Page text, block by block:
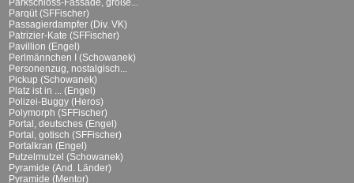
Parkschloss-Fassade, große...
Parqüt (SFFischer)
Passagierdampfer (Div. VK)
Patrizier-Kate (SFFischer)
Pavillion (Engel)
Perlmännchen I (Schowanek)
Personenzug, nostalgisch...
Pickup (Schowanek)
Platz ist in ... (Engel)
Polizei-Buggy (Heros)
Polymorph (SFFischer)
Portal, deutsches (Engel)
Portal, gotisch (SFFischer)
Portalkran (Engel)
Putzelmutzel (Schowanek)
Pyramide (And. Länder)
Pyramide (Mentor)